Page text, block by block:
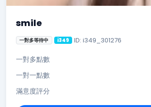
smile
一對多等待中 i349 ID: i349_301276
一對多點數
一對一點數
滿意度評分